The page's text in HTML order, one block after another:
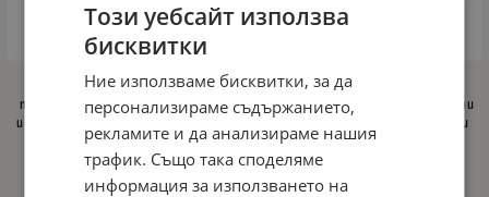
Комплект луксозна универсална
тапицерия PANDA DETROIT – Еко кожа
и текстил, Бежово/Черно, За предни и
задни седалки
68.25€ / 133.49лв.
Комплект луксозна универсална
тапицерия PANDA DRAGON – Еко кожа и
текстил, Черно/Бежово, За предни и
задни седалки
62.83€
Този уебсайт използва
бисквитки
Ние използваме бисквитки, за да
персонализираме съдържанието,
рекламите и да анализираме нашия
трафик. Също така споделяме
информация за използването на